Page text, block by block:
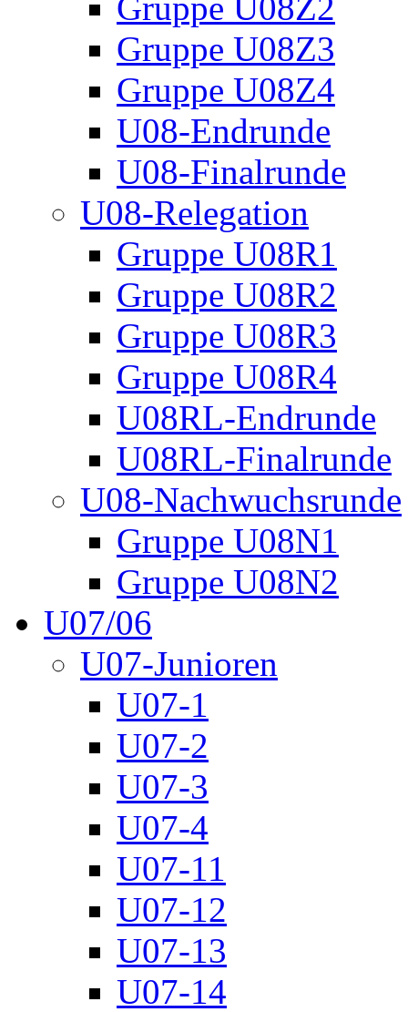
Gruppe U08Z3
Gruppe U08Z4
U08-Endrunde
U08-Finalrunde
U08-Relegation
Gruppe U08R1
Gruppe U08R2
Gruppe U08R3
Gruppe U08R4
U08RL-Endrunde
U08RL-Finalrunde
U08-Nachwuchsrunde
Gruppe U08N1
Gruppe U08N2
U07/06
U07-Junioren
U07-1
U07-2
U07-3
U07-4
U07-11
U07-12
U07-13
U07-14